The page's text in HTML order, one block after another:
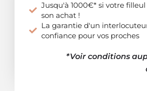
Jusqu'à 1000€* si votre
son achat !
La garantie d'un
confiance pour vos proches
*Voir conditions